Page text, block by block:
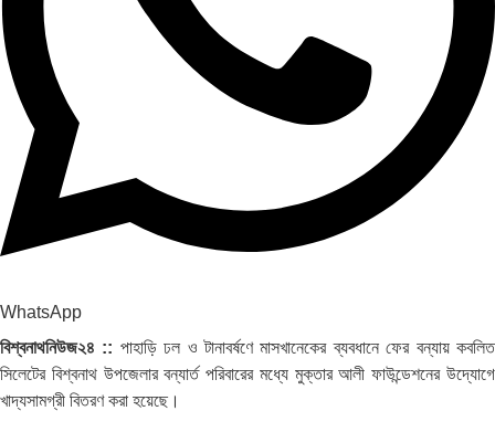
WhatsApp
বিশ্বনাথনিউজ২৪ :: পাহাড়ি ঢল ও টানাবর্ষণে মাসখানেকের ব্যবধানে ফের বন্যায় কবলিত
সিলেটের বিশ্বনাথ উপজেলার বন্যার্ত পরিবারের মধ্যে মুক্তার আলী ফাউন্ডেশনের উদ্যোগে
খাদ্যসামগ্রী বিতরণ করা হয়েছে।